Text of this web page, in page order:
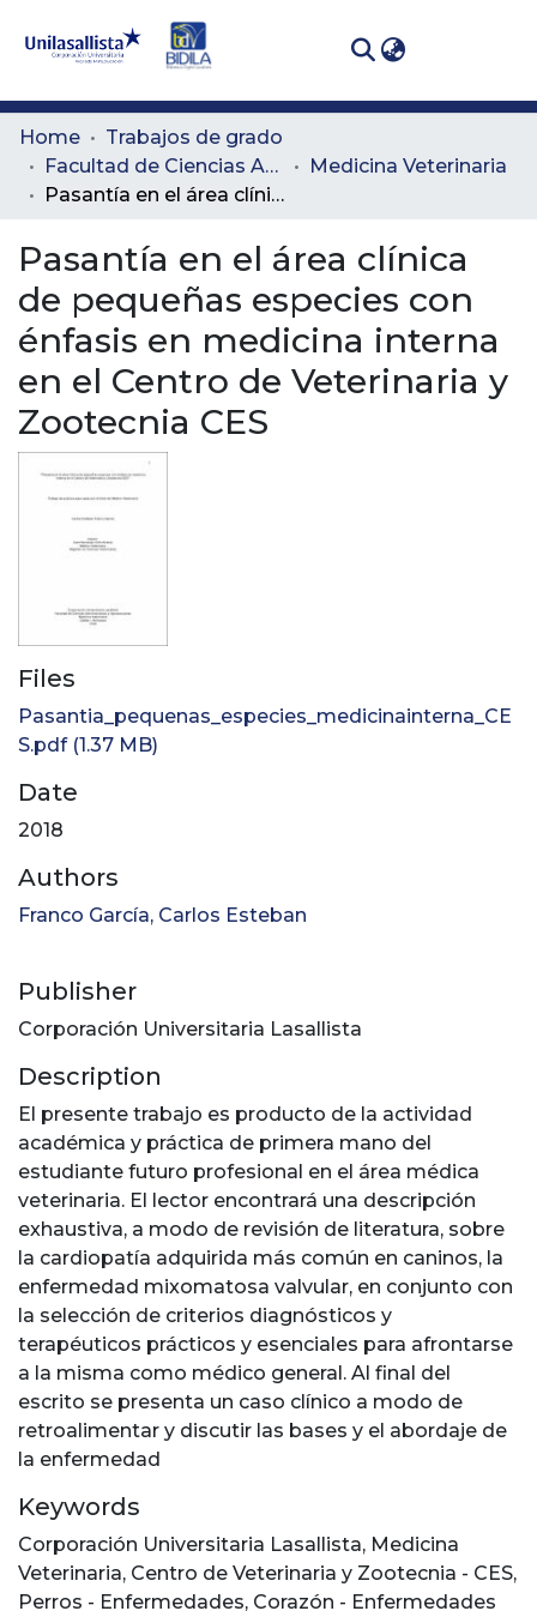
Communities
& Collections
Statistics
Home
Trabajos de grado
Facultad de Ciencias Administrativas y Agropecuarias
Medicina Veterinaria
Pasantía en el área clínica de pequeñas especies con énfasis en medicina interna en el Centro de Veterinaria y Zootecnia CES
Pasantía en el área clínica
de pequeñas especies con
énfasis en medicina interna
en el Centro de Veterinaria y
Zootecnia CES
Files
Pasantia_pequenas_especies_medicinainterna_CE
S.pdf(1.37 MB)
Date
2018
Authors
Franco García, Carlos Esteban
Publisher
Corporación Universitaria Lasallista
Description
El presente trabajo es producto de la actividad
académica y práctica de primera mano del
estudiante futuro profesional en el área médica
veterinaria. El lector encontrará una descripción
exhaustiva, a modo de revisión de literatura, sobre
la cardiopatía adquirida más común en caninos, la
enfermedad mixomatosa valvular, en conjunto con
la selección de criterios diagnósticos y
terapéuticos prácticos y esenciales para afrontarse
a la misma como médico general. Al final del
escrito se presenta un caso clínico a modo de
retroalimentar y discutir las bases y el abordaje de
la enfermedad
Keywords
Corporación Universitaria Lasallista, Medicina
Veterinaria, Centro de Veterinaria y Zootecnia - CES,
Perros - Enfermedades, Corazón - Enfermedades